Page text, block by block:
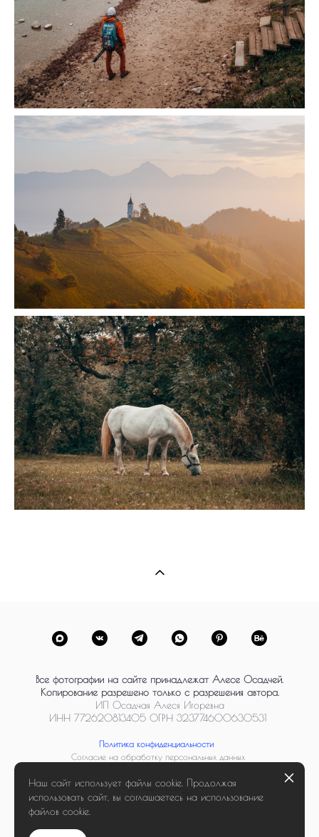
Все фотографии на сайте принадлежат Алесе Осадчей.
Копирование разрешено только с разрешения автора.
ИП Осадчая Алеся Игоревна
ИНН 772620813405 ОГРН 323774600630531
Политика конфиденциальности
Согласие на обработку персональных данных
Наш сайт использует файлы cookie. Продолжая
использовать сайт, вы соглашаетесь на использование
файлов cookie.